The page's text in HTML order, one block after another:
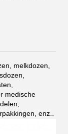
melkdozen,
medische
enz.